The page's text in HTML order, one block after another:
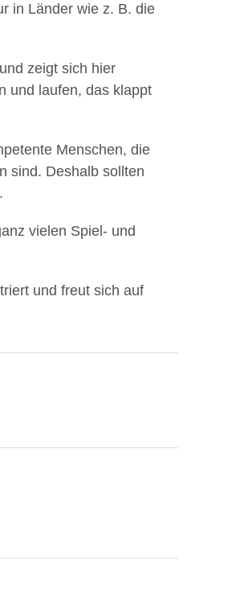
in Länder wie z. B. die
zeigt sich hier
und laufen, das klappt
Menschen, die
sind. Deshalb sollten
vielen Spiel- und
und freut sich auf